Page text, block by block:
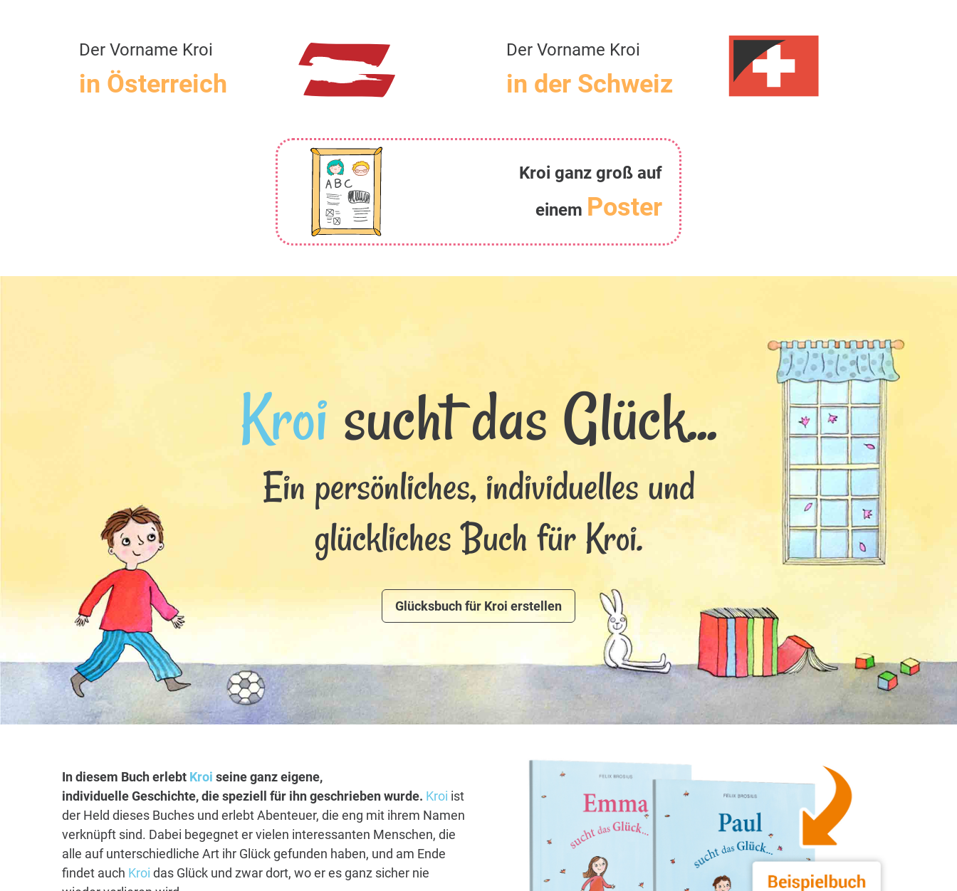
Der Vorname Kroi
in Österreich
Der Vorname Kroi
in der Schweiz
Kroi ganz groß auf
einem Poster
Kroisucht das Glück...
Ein persönliches, individuelles und
glückliches Buch für Kroi.
Glücksbuch für Kroi erstellen
In diesem Buch erlebt Kroi seine ganz eigene,
individuelle Geschichte, die speziell für ihn geschrieben wurde. Kroi ist
der Held dieses Buches und erlebt Abenteuer, die eng mit ihrem Namen
verknüpft sind. Dabei begegnet er vielen interessanten Menschen, die
alle auf unterschiedliche Art ihr Glück gefunden haben, und am Ende
findet auch Kroi das Glück und zwar dort, wo er es ganz sicher nie